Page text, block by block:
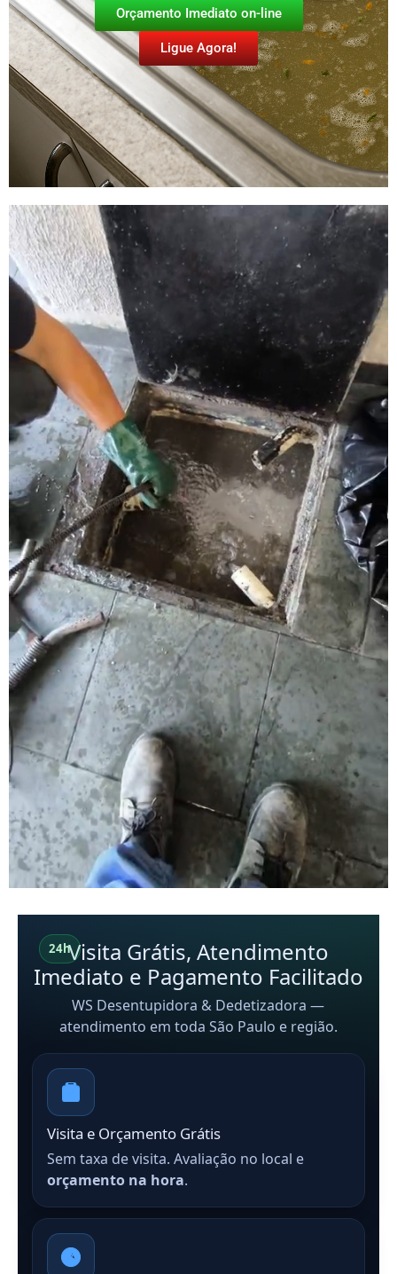
Orçamento Imediato on-line
Ligue Agora!
24hVisita Grátis, Atendimento
Imediato e Pagamento Facilitado
WS Desentupidora & Dedetizadora —
atendimento em toda São Paulo e região.
Visita e Orçamento Grátis
Sem taxa de visita. Avaliação no local e
orçamento na hora.